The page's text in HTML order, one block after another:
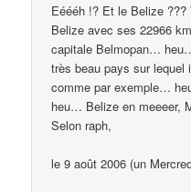
Eéééh !? Et le Belize
Belize avec ses 22966
capitale Belmopan…
très beau pays sur
comme par exemple…
heu… Belize en meeeer,
Selon raph,
le 9 août 2006 (un